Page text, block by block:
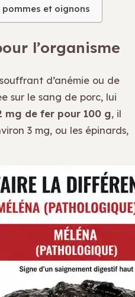
et oignons
l’organisme
d’anémie ou de
sur le sang de porc, lui
mg de fer pour 100 g, il
3 mg, ou les épinards,